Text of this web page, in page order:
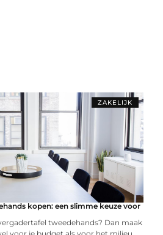
ZAKELIJK
kopen: een slimme keuze voor
tweedehands? Dan maak